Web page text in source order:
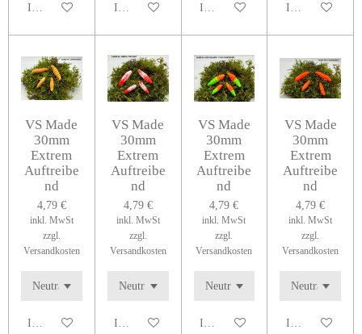
In den Warenkorb In den Warenkorb In den Warenkorb In den
VS Made
30mm
Extrem
Auftreibe
nd
4,79 €
inkl. MwSt
zzgl.
Versandkosten
In den Warenkorb
VS Made
30mm
Extrem
Auftreibe
nd
4,79 €
inkl. MwSt
zzgl.
Versandkosten
In den Warenkorb
VS Made
30mm
Extrem
Auftreibe
nd
4,79 €
inkl. MwSt
zzgl.
Versandkosten
In den Warenkorb
VS Made
30mm
Extrem
Auftreibe
nd
4,79 €
inkl. MwSt
zzgl.
Versandkosten
In den